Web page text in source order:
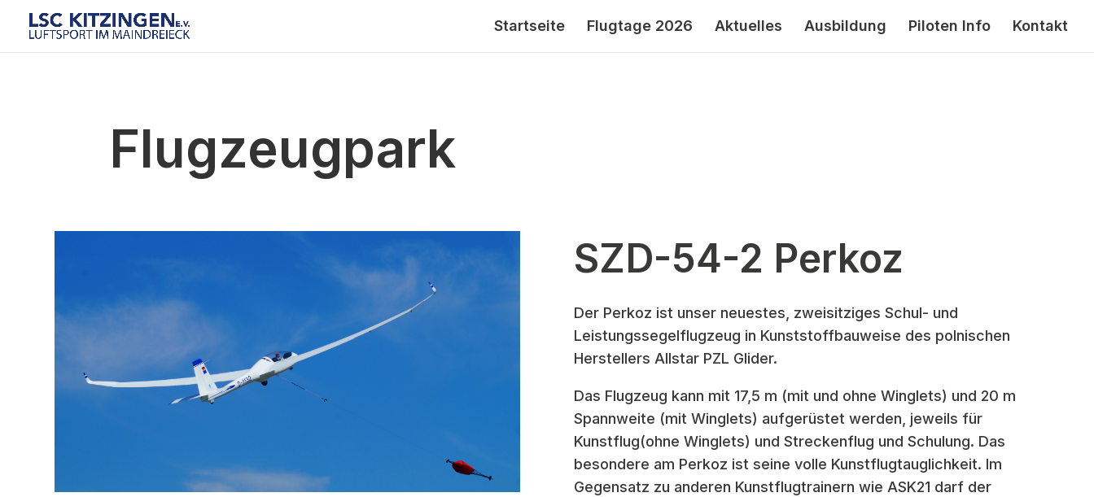
Startseite Flugtage 2026 Aktuelles Ausbildung Piloten Info Kontakt
Flugzeugpark
SZD-54-2 Perkoz
Der Perkoz ist unser neuestes, zweisitziges Schul- und
Leistungssegelflugzeug in Kunststoffbauweise des polnischen
Herstellers Allstar PZL Glider.
Das Flugzeug kann mit 17,5 m (mit und ohne Winglets) und 20 m
Spannweite (mit Winglets) aufgerüstet werden, jeweils für
Kunstflug(ohne Winglets) und Streckenflug und Schulung. Das
besondere am Perkoz ist seine volle Kunstflugtauglichkeit. Im
Gegensatz zu anderen Kunstflugtrainern wie ASK21 darf der